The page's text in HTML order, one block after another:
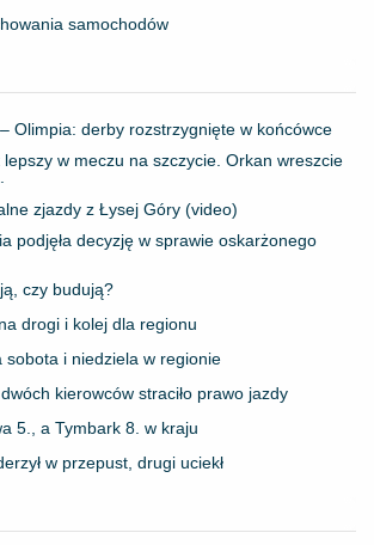
samochodów
Olimpia: derby rozstrzygnięte w końcówce
lepszy w meczu na szczycie. Orkan wreszcie
zjazdy z Łysej Góry (video)
podjęła decyzję w sprawie oskarżonego
czy budują?
drogi i kolej dla regionu
sobota i niedziela w regionie
kierowców straciło prawo jazdy
5., a Tymbark 8. w kraju
w przepust, drugi uciekł